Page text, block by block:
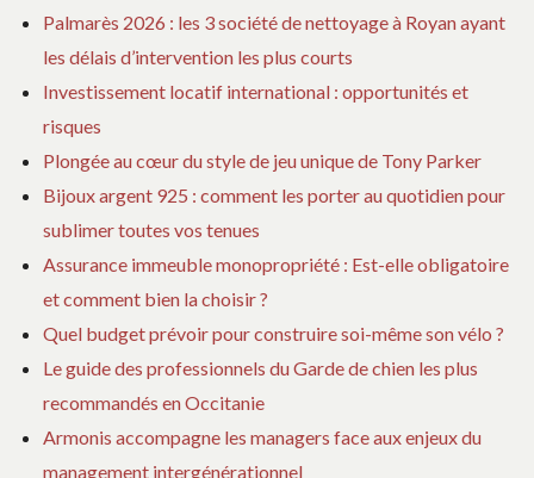
Palmarès 2026 : les 3 société de nettoyage à Royan ayant
les délais d’intervention les plus courts
Investissement locatif international : opportunités et
risques
Plongée au cœur du style de jeu unique de Tony Parker
Bijoux argent 925 : comment les porter au quotidien pour
sublimer toutes vos tenues
Assurance immeuble monopropriété : Est-elle obligatoire
et comment bien la choisir ?
Quel budget prévoir pour construire soi-même son vélo ?
Le guide des professionnels du Garde de chien les plus
recommandés en Occitanie
Armonis accompagne les managers face aux enjeux du
management intergénérationnel